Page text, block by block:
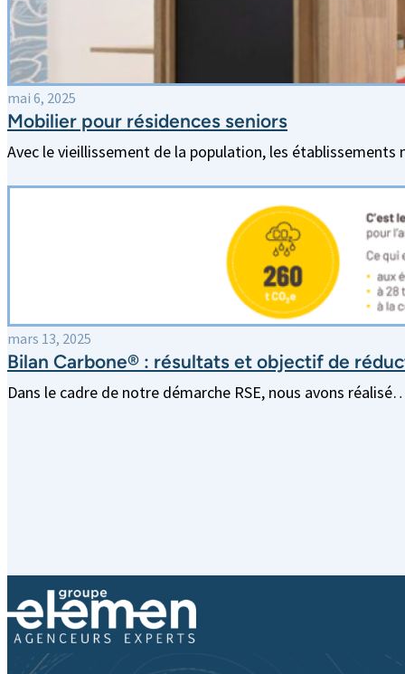
mai 6, 2025
Mobilier pour résidences seniors
Avec le vieillissement de la population, les
mars 13, 2025
Bilan Carbone® : résultats et objectif de
Dans le cadre de notre démarche RSE, nous avons